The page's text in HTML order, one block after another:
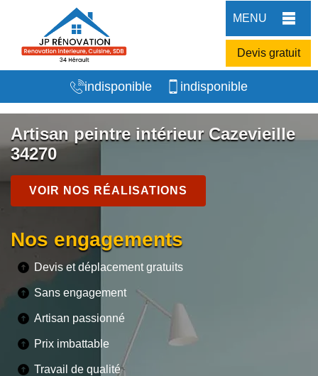
MENU
Devis gratuit
indisponible indisponible
Artisan peintre intérieur Cazevieille
34270
VOIR NOS RÉALISATIONS
Nos engagements
Devis et déplacement gratuits
Sans engagement
Artisan passionné
Prix imbattable
Travail de qualité